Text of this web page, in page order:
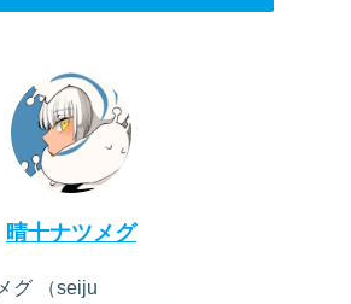
晴十ナツメグ
グ （seiju